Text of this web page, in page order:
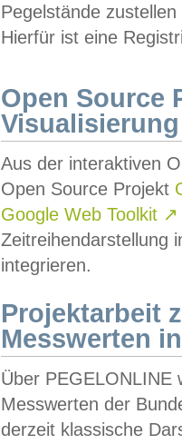
Pegelstände
Hierfür ist eine
Open Source
Visualisierung
Aus der interaktiven
Open Source Projekt
Google Web Toolkit ↗
Zeitreihendarstellung
integrieren.
Projektarbeit
Messwerten
Über PEGELONLINE
Messwerten der
derzeit klassische